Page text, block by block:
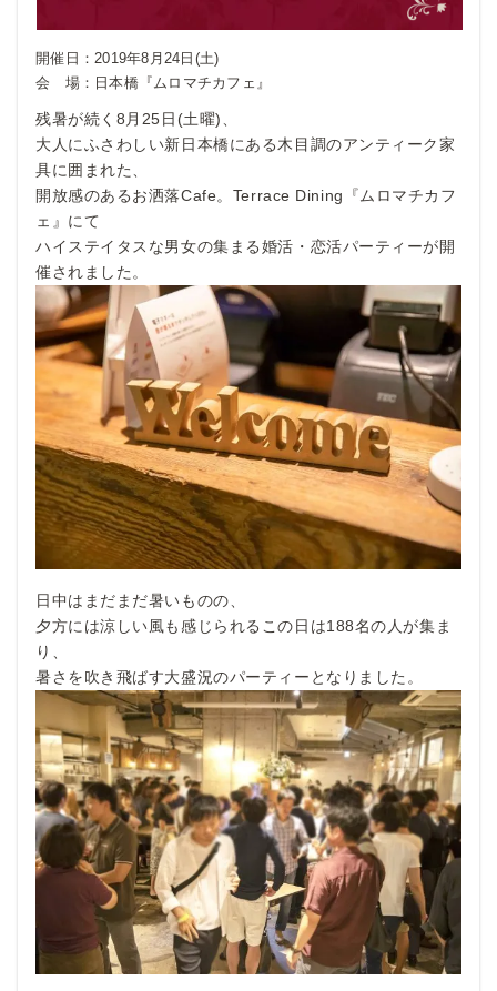
開催日：2019年8月24日(土)
会 場： 日本橋『ムロマチカフェ』
残暑が続く8月25日(土曜)、
大人にふさわしい新日本橋にある木目調のアンティーク家
具に囲まれた、
開放感のあるお洒落Cafe。Terrace Dining『ムロマチカフ
ェ』にて
ハイステイタスな男女の集まる婚活・恋活パーティーが開
催されました。
日中はまだまだ暑いものの、
夕方には涼しい風も感じられるこの日は188名の人が集ま
り、
暑さを吹き飛ばす大盛況のパーティーとなりました。